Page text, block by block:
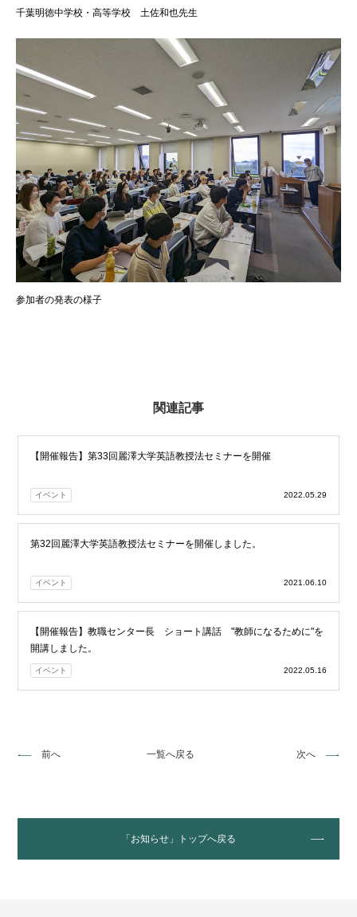
千葉明徳中学校・高等学校 土佐和也先生
参加者の発表の様子
関連記事
【開催報告】第33回麗澤大学英語教授法セミナーを開催
イベント 2022.05.29
第32回麗澤大学英語教授法セミナーを開催しました。
イベント 2021.06.10
【開催報告】教職センター長 ショート講話 "教師になるために"を
開講しました。
イベント 2022.05.16
前へ 一覧へ戻る 次へ
「お知らせ」トップへ戻る